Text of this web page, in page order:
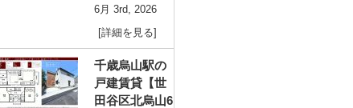
6月 3rd, 2026
[詳細を見る]
千歳烏山駅の
戸建賃貸【世
田谷区北烏山6